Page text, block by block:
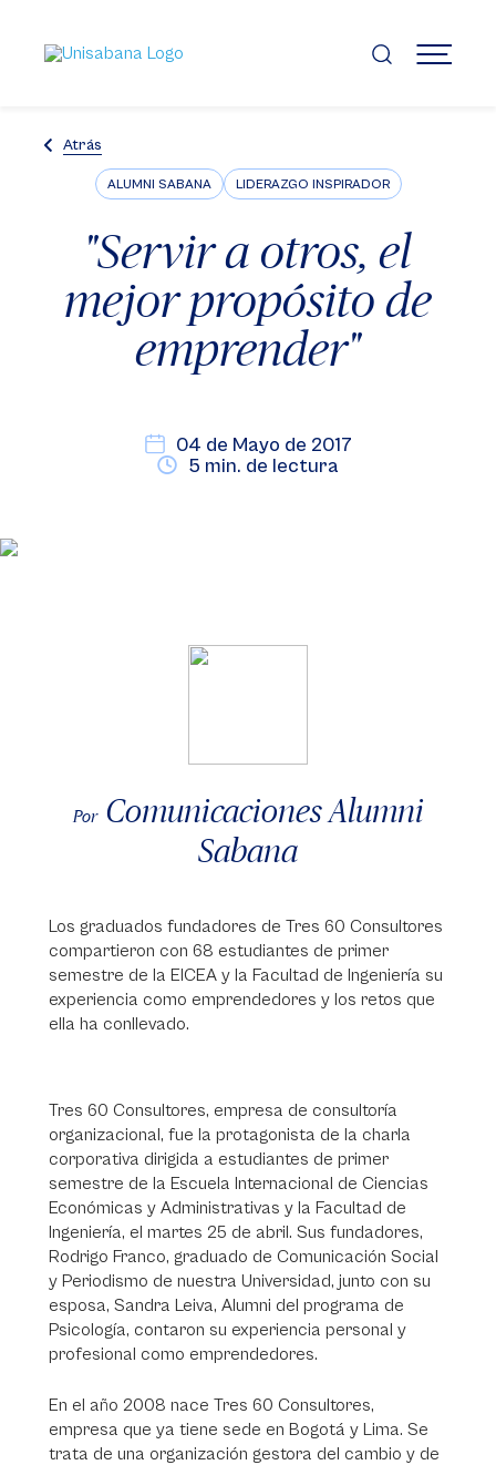
contenido
principal
MENÚ
Atrás
ALUMNI SABANA LIDERAZGO INSPIRADOR
"Servir a otros, el
mejor propósito de
emprender"
04 de Mayo de 2017
5 min. de lectura
Por Comunicaciones Alumni
Sabana
Los graduados fundadores de Tres 60 Consultores
compartieron con 68 estudiantes de primer
semestre de la EICEA y la Facultad de Ingeniería su
experiencia como emprendedores y los retos que
ella ha conllevado.
Tres 60 Consultores, empresa de consultoría
organizacional, fue la protagonista de la charla
corporativa dirigida a estudiantes de primer
semestre de la Escuela Internacional de Ciencias
Económicas y Administrativas y la Facultad de
Ingeniería, el martes 25 de abril. Sus fundadores,
Rodrigo Franco, graduado de Comunicación Social
y Periodismo de nuestra Universidad, junto con su
esposa, Sandra Leiva, Alumni del programa de
Psicología, contaron su experiencia personal y
profesional como emprendedores.
En el año 2008 nace Tres 60 Consultores,
empresa que ya tiene sede en Bogotá y Lima. Se
trata de una organización gestora del cambio y de